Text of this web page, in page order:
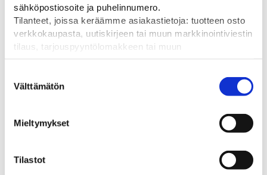
sähköpostiosoite ja puhelinnumero.
Tilanteet, joissa keräämme asiakastietoja: tuotteen osto
verkkokaupasta, uutiskirjeen tai muun markkinointiviestin
tilaus, tarjouspyyntölomakkeen tai muun
yhteydenottolomakkeen lähettäminen, käyttäjätilin
pyydetään erillinen suostumus tiedon käyttämiseen
markkinoinnissa. Hyväksymällä mainontaevästeet,
mainonnan mittaamista varten.
valinta
Välttämätön
Mieltymykset
Tilastot
2-osaiset liikennevalot